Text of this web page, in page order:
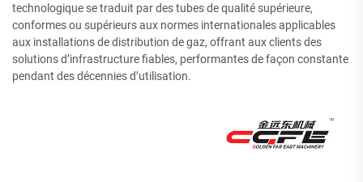
technologique se traduit par des tubes de qualité supérieure,
conformes ou supérieurs aux normes internationales applicables
aux installations de distribution de gaz, offrant aux clients des
solutions d’infrastructure fiables, performantes de façon constante
pendant des décennies d’utilisation.